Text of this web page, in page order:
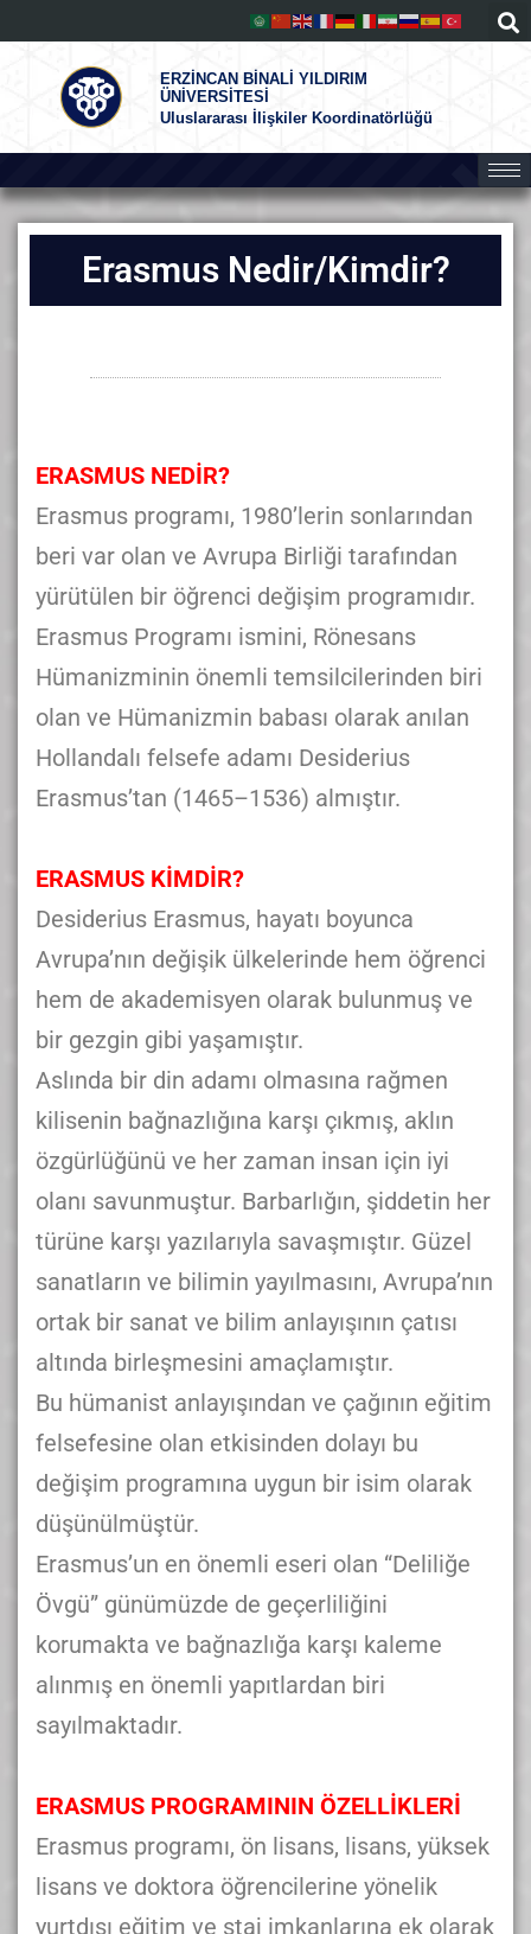
ERZİNCAN BİNALİ YILDIRIM
ÜNİVERSİTESİ
Uluslararası İlişkiler Koordinatörlüğü
Erasmus Nedir/Kimdir?
ERASMUS NEDİR?
Erasmus programı, 1980’lerin sonlarından
beri var olan ve Avrupa Birliği tarafından
yürütülen bir öğrenci değişim programıdır.
Erasmus Programı ismini, Rönesans
Hümanizminin önemli temsilcilerinden biri
olan ve Hümanizmin babası olarak anılan
Hollandalı felsefe adamı Desiderius
Erasmus’tan (1465–1536) almıştır.
ERASMUS KİMDİR?
Desiderius Erasmus, hayatı boyunca
Avrupa’nın değişik ülkelerinde hem öğrenci
hem de akademisyen olarak bulunmuş ve
bir gezgin gibi yaşamıştır.
Aslında bir din adamı olmasına rağmen
kilisenin bağnazlığına karşı çıkmış, aklın
özgürlüğünü ve her zaman insan için iyi
olanı savunmuştur. Barbarlığın, şiddetin her
türüne karşı yazılarıyla savaşmıştır. Güzel
sanatların ve bilimin yayılmasını, Avrupa’nın
ortak bir sanat ve bilim anlayışının çatısı
altında birleşmesini amaçlamıştır.
Bu hümanist anlayışından ve çağının eğitim
felsefesine olan etkisinden dolayı bu
değişim programına uygun bir isim olarak
düşünülmüştür.
Erasmus’un en önemli eseri olan “Deliliğe
Övgü” günümüzde de geçerliliğini
korumakta ve bağnazlığa karşı kaleme
alınmış en önemli yapıtlardan biri
sayılmaktadır.
ERASMUS PROGRAMININ ÖZELLİKLERİ
Erasmus programı, ön lisans, lisans, yüksek
lisans ve doktora öğrencilerine yönelik
yurtdışı eğitim ve staj imkanlarına ek olarak